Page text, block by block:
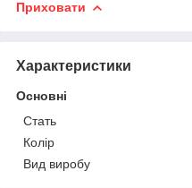
Приховати
Характеристики
Основні
Стать
Колір
Вид виробу